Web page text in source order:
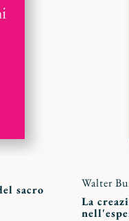
sacro
Walter
La